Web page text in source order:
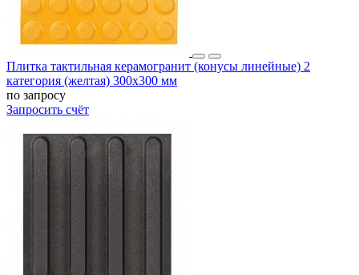
Плитка тактильная керамогранит (конусы линейные) 2
категория (желтая) 300х300 мм
по запросу
Запросить счёт